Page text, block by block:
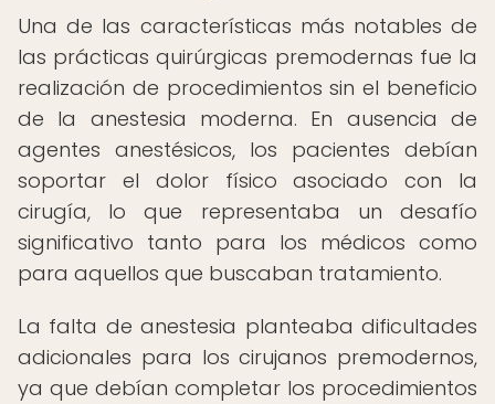
Una de las características más notables de
las prácticas quirúrgicas premodernas fue la
realización de procedimientos sin el beneficio
de la anestesia moderna. En ausencia de
agentes anestésicos, los pacientes debían
soportar el dolor físico asociado con la
cirugía, lo que representaba un desafío
significativo tanto para los médicos como
para aquellos que buscaban tratamiento.
La falta de anestesia planteaba dificultades
adicionales para los cirujanos premodernos,
ya que debían completar los procedimientos